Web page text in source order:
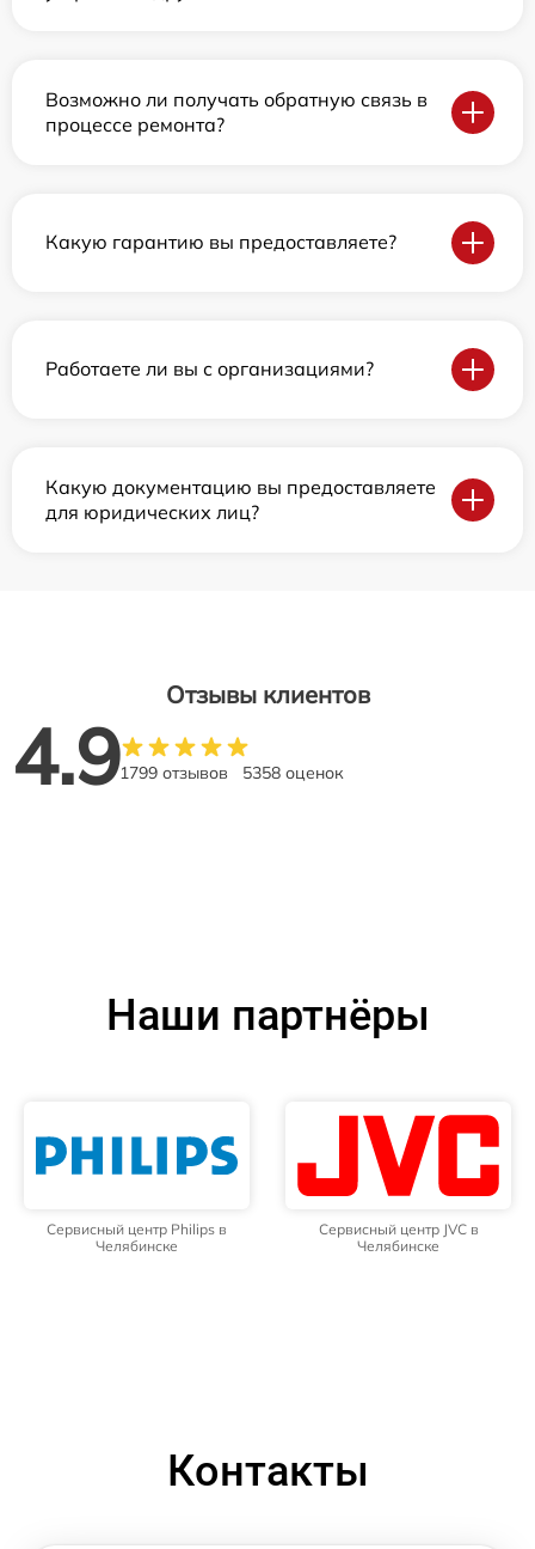
Возможно ли получать обратную связь в
процессе ремонта?
Какую гарантию вы предоставляете?
Работаете ли вы с организациями?
Какую документацию вы предоставляете
для юридических лиц?
Отзывы клиентов
4.91799 отзывов 5358 оценок
Наши партнёры
Сервисный центр Philips в
Челябинске
Сервисный центр JVC в
Челябинске
Контакты